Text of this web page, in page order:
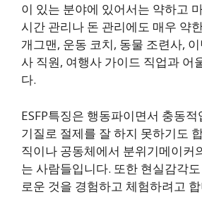
이 있는 분야에 있어서는 약하고
시간 관리나 돈 관리에도 매우 약
개그맨, 운동 코치, 동물 조련사,
사 직원, 여행사 가이드 직업과 어
다.
ESFP특징은 행동파이면서 충동
기질로 절제를 잘 하지 못하기도
직이나 공동체에서 분위기메이커
는 사람들입니다. 또한 현실감각
로운 것을 경험하고 체험하려고